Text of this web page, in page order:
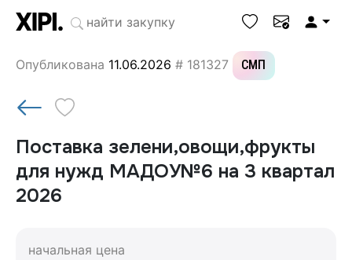
Опубликована 11.06.2026 # 181327 СМП
Поставка зелени,овощи,фрукты
для нужд МАДОУ№6 на 3 квартал
2026
начальная цена